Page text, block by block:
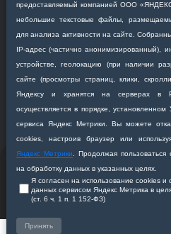
предоставляемый компанией ООО
небольшие текстовые файлы,
для анализа активности на сайте.
IP‑адрес (частично анонимизированный),
устройстве, геолокацию (при наличии
сайте (просмотры страниц, клики,
Яндексу и хранятся на серверах в
осуществляется в порядке, установленном
сервиса Яндекс Метрики. Вы можете
cookies, настроив браузер или
Яндекс Метрики . Продолжая
на обработку данных в указанных целях.
Я согласен на использование cookies и
данных сервисом Яндекс Метрика в
(ст. 6 ч. 1 п. 1 152‑ФЗ)
Принять
Приемная
Благовещенск,
+7 (4162) 319‒016
Сведения об
организации
© 2011-2026 ФГБОУ ВО
медицинская
Разработано